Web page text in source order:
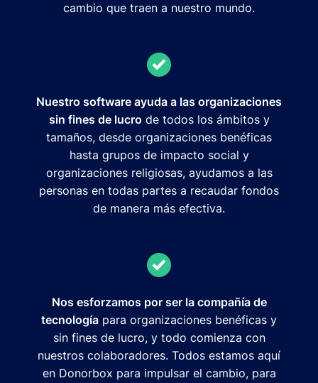
cambio que traen a nuestro mundo.
Nuestro software ayuda a las organizaciones
sin fines de lucro de todos los ámbitos y
tamaños, desde organizaciones benéficas
hasta grupos de impacto social y
organizaciones religiosas, ayudamos a las
personas en todas partes a recaudar fondos
de manera más efectiva.
Nos esforzamos por ser la compañía de
tecnología para organizaciones benéficas y
sin fines de lucro, y todo comienza con
nuestros colaboradores. Todos estamos aquí
en Donorbox para impulsar el cambio, para